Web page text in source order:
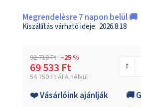
Megrendelèsre 7 napon belül 🚚
2026.8.18
92 710 Ft –25 %
69 533 Ft
54 750 Ft ÁFA nélkül
❤️ Vásárlóink ajánlják
🚚